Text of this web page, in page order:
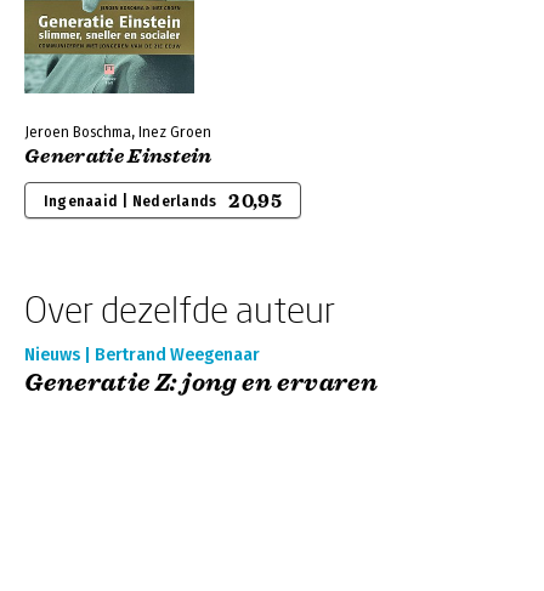
Jeroen Boschma, Inez Groen
Generatie Einstein
Ingenaaid | Nederlands 20,95
Over dezelfde auteur
Nieuws | Bertrand Weegenaar
Generatie Z: jong en ervaren